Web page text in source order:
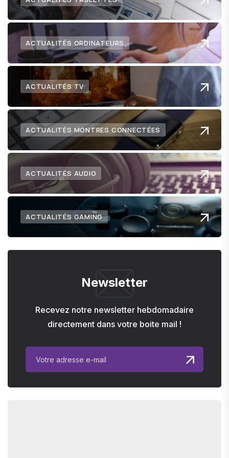
ACTUALITÉS ORDINATEURS
ACTUALITÉS TV
ACTUALITÉS MONTRES CONNECTÉES
ACTUALITÉS AUDIO
ACTUALITÉS GAMING
Newsletter
Recevez notre newsletter hebdomadaire
directement dans votre boite mail !